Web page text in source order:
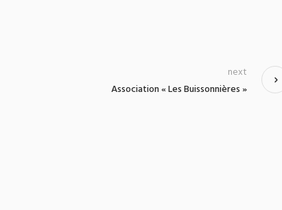
Association « Les Buissonnières »
next